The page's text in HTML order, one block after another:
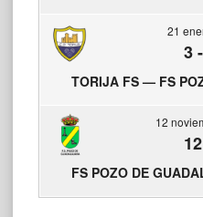
21
3-
TORIJA FS — FS
12
12
FS POZO DE